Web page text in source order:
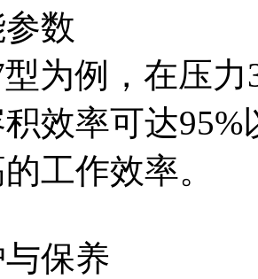
数
为例，在压
效率可达
工作效率。
保养